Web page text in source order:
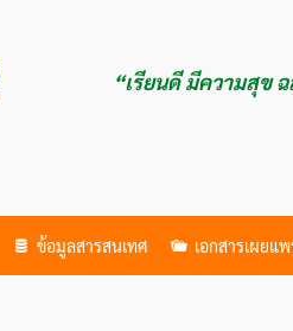
“เรียนดี มีความสุข
ข้อมูลสารสนเทศ เอกสารเผยแพ